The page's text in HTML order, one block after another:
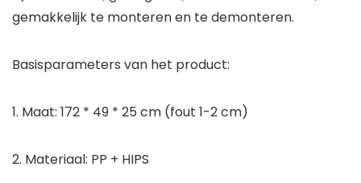
gemakkelijk te monteren en te demonteren.
Basisparameters van het product:
1. Maat: 172 * 49 * 25 cm (fout 1-2 cm)
2. Materiaal: PP + HIPS